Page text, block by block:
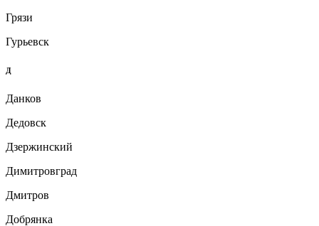
Грязи
Гурьевск
Д
Данков
Дедовск
Дзержинский
Димитровград
Дмитров
Добрянка